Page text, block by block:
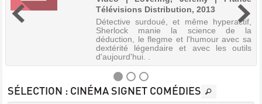
Télévisions Distribution, 2013
Détective surdoué, et même hyperactif,
Sherlock manie la science de la
déduction, le flegme et l'humour avec sa
dextérité légendaire et avec les outils
d'aujourd'hui. .
SÉLECTION : CINÉMA SIGNET COMÉDIES